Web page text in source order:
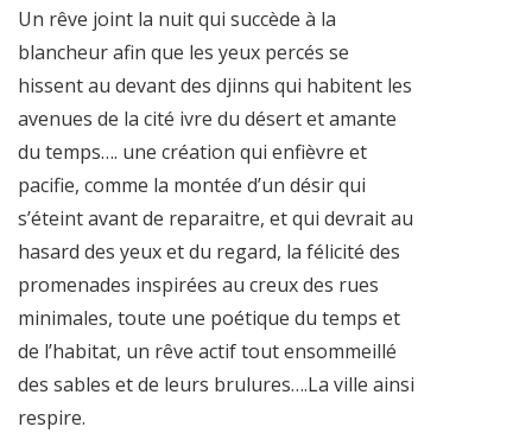
Un rêve joint la nuit qui succède à la
blancheur afin que les yeux percés se
hissent au devant des djinns qui habitent les
avenues de la cité ivre du désert et amante
du temps…. une création qui enfièvre et
pacifie, comme la montée d’un désir qui
s’éteint avant de reparaitre, et qui devrait au
hasard des yeux et du regard, la félicité des
promenades inspirées au creux des rues
minimales, toute une poétique du temps et
de l’habitat, un rêve actif tout ensommeillé
des sables et de leurs brulures….La ville ainsi
respire.